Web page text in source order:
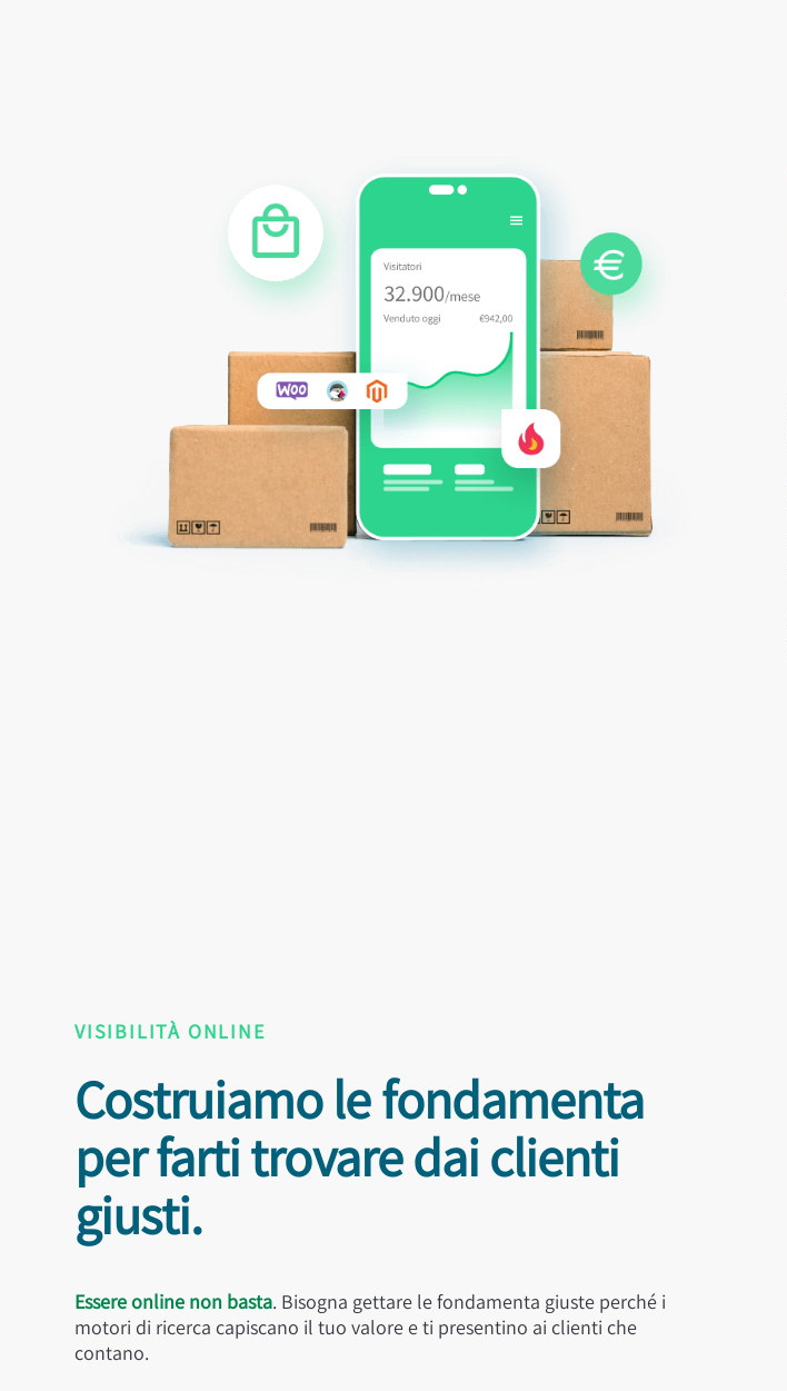
VISIBILITÀ ONLINE
Costruiamo le fondamenta
per farti trovare dai clienti
giusti.
Essere online non basta. Bisogna gettare le fondamenta giuste perché i
motori di ricerca capiscano il tuo valore e ti presentino ai clienti che
contano.